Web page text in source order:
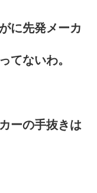
に先発メーカ
てないわ。
ーの手抜きは